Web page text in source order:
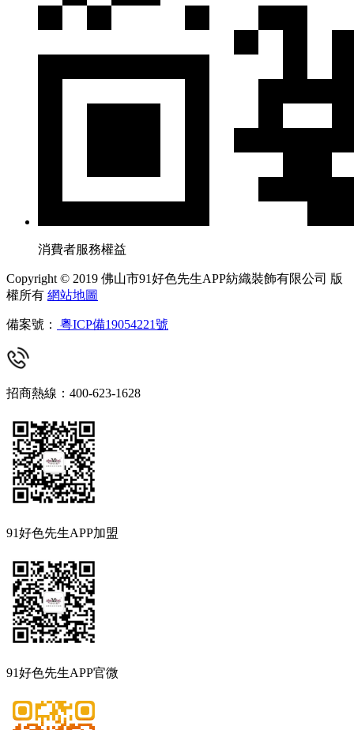
消費者服務權益
Copyright © 2019 佛山市91好色先生APP紡織裝飾有限公司 版
權所有 網站地圖
備案號： 粵ICP備19054221號
招商熱線：400-623-1628
91好色先生APP加盟
91好色先生APP官微